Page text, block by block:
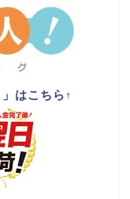
はこちら ↑